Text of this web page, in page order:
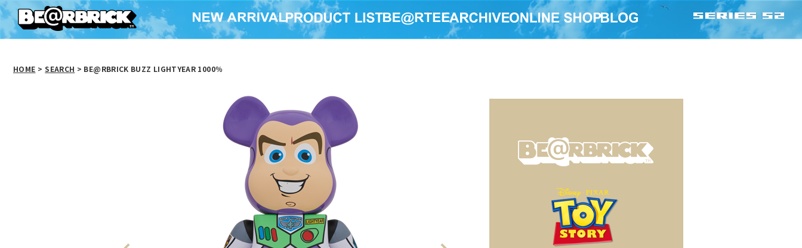
HOME > SEARCH > BE@RBRICK BUZZ LIGHTYEAR 1000％